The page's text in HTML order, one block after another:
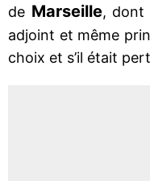
de Marseille, dont
adjoint et même
choix et s’il était